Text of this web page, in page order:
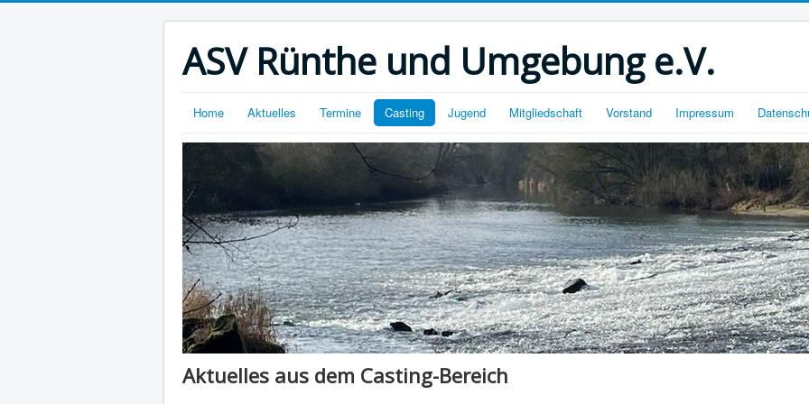
ASV Rünthe und Umgebung e.V.
Home Aktuelles Termine Casting Jugend Mitgliedschaft Vorstand Impressum
Aktuelles aus dem Casting-Bereich